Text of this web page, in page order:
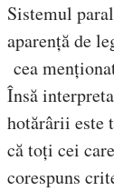
Sistemul
aparență de
cea
Însă
hotărârii este
că toți cei
corespuns